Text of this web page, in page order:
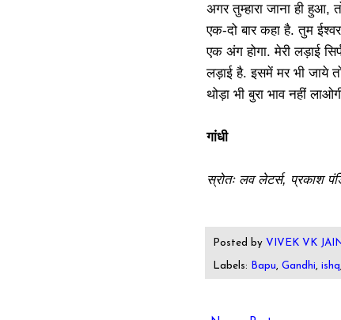
अगर तुम्हारा जाना ही हुआ,
एक-दो बार कहा है. तुम
एक अंग होगा. मेरी लड़ाई
लड़ाई है. इसमें मर भी जाये
थोड़ा भी बुरा भाव नहीं
गांधी
स्रोतः लव लेटर्स, प्रकाश
Posted by VIVEK VK
Labels: Bapu, Gandhi, ishq